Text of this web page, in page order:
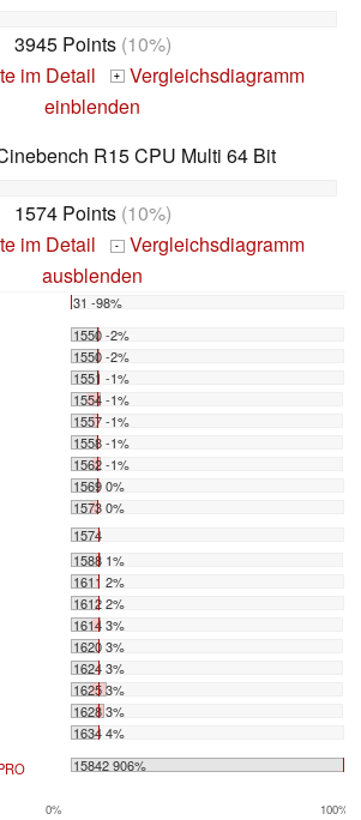
3945 Points(10%)
im Detail + Vergleichsdiagramm
einblenden
R15 CPU Multi 64 Bit
1574 Points(10%)
im Detail - Vergleichsdiagramm
ausblenden
31 -98%
1550 -2%
1550 -2%
1551 -1%
1554 -1%
1557 -1%
1558 -1%
1562 -1%
1569 0%
1573 0%
1574
1588 1%
1611 2%
1612 2%
1614 3%
1620 3%
1624 3%
1625 3%
1628 3%
1634 4%
15842 906%
0% 100%